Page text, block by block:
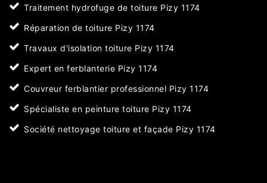
Traitement hydrofuge de toiture Pizy 1174
Réparation de toiture Pizy 1174
Travaux d'isolation toiture Pizy 1174
Expert en ferblanterie Pizy 1174
Couvreur ferblantier professionnel Pizy 1174
Spécialiste en peinture toiture Pizy 1174
Société nettoyage toiture et façade Pizy 1174